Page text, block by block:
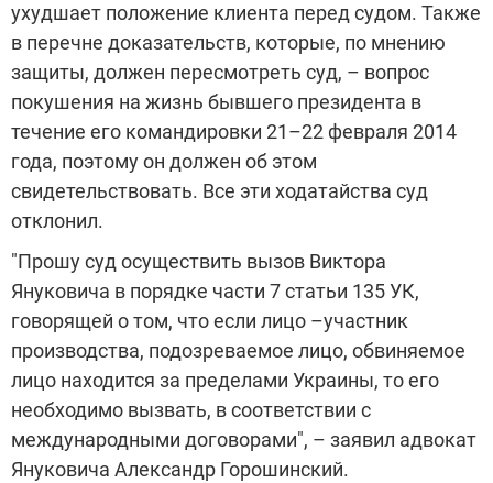
ухудшает положение клиента перед судом. Также
в перечне доказательств, которые, по мнению
защиты, должен пересмотреть суд, – вопрос
покушения на жизнь бывшего президента в
течение его командировки 21–22 февраля 2014
года, поэтому он должен об этом
свидетельствовать. Все эти ходатайства суд
отклонил.
"Прошу суд осуществить вызов Виктора
Януковича в порядке части 7 статьи 135 УК,
говорящей о том, что если лицо –участник
производства, подозреваемое лицо, обвиняемое
лицо находится за пределами Украины, то его
необходимо вызвать, в соответствии с
международными договорами", – заявил адвокат
Януковича Александр Горошинский.